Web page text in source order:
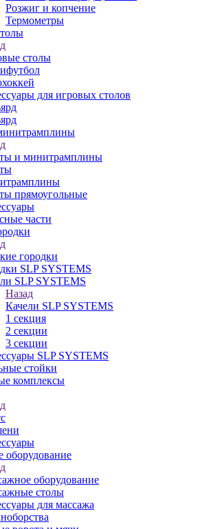
Розжиг и копчение
Термометры
столы
для игровых столов
и минитрамплины
прямоугольные
части
городки
SLP SYSTEMS
SLP SYSTEMS
Назад
Качели SLP SYSTEMS
1 секция
2 секции
3 секции
SLP SYSTEMS
стойки
комплексы
оборудование
оборудование
столы
для массажа